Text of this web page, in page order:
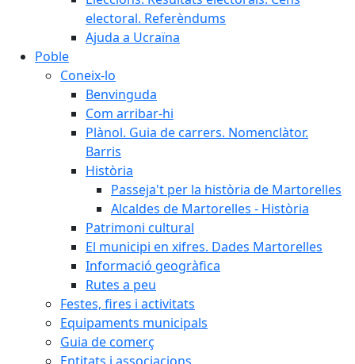
electoral. Referèndums
Ajuda a Ucraïna
Poble
Coneix-lo
Benvinguda
Com arribar-hi
Plànol. Guia de carrers. Nomenclàtor.
Barris
Història
Passeja't per la història de Martorelles
Alcaldes de Martorelles - Història
Patrimoni cultural
El municipi en xifres. Dades Martorelles
Informació geogràfica
Rutes a peu
Festes, fires i activitats
Equipaments municipals
Guia de comerç